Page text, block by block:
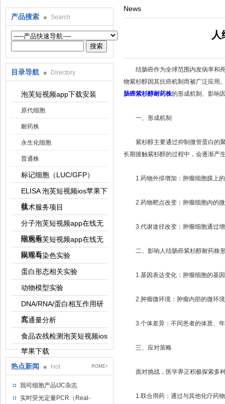
上海泡芙短视频生物科技有限公司
产品搜索 Search
目录导航 Directory
泡芙短视频app下载安装
原代细胞
耐药株
永生化细胞
普通株
标记细胞（LUC/GFP）
ELISA 泡芙短视频ios苹果下
载
技术服务项目
分子泡芙短视频app在线无
限观看
细胞泡芙短视频app在线无
限观看
病理与染色实验
蛋白形态相关实验
动物模型实验
DNA/RNA/蛋白相互作用研
究
高通量分析
食品农残检测泡芙短视频ios
苹果下载
热点新闻
Hot ROME+
我司细胞产品IJC杂志
实时荧光定量PCR（Real-
News
人
结肠癌作为全球范围内发病率和死亡
物紫杉醇因其抗癌机制而被广泛应用
肠癌紫杉醇耐药株的形成机制、影响
一、形成机制
紫杉醇主要通过抑制微管蛋白的聚合和
长期接触紫杉醇的过程中，会逐渐产生
1.药物外排增加：肿瘤细胞膜上
2.药物靶点改变：肿瘤细胞内的微
3.代谢途径改变：肿瘤细胞通过增加
二、影响人结肠癌紫杉醇耐药株
1.基因表达变化：肿瘤细胞的基因
2.肿瘤微环境：肿瘤内部的微环境
3.个体差异：不同患者的体质、年
三、应对策略
面对挑战，医学界正积极探索多种
1.联合用药：通过与其他化疗药物